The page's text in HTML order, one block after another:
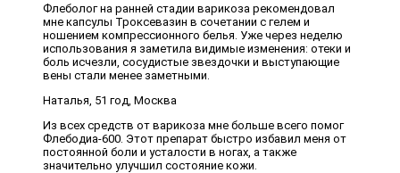
Флеболог на ранней стадии варикоза рекомендовал
мне капсулы Троксевазин в сочетании с гелем и
ношением компрессионного белья. Уже через неделю
использования я заметила видимые изменения: отеки и
боль исчезли, сосудистые звездочки и выступающие
вены стали менее заметными.
Наталья, 51 год, Москва
Из всех средств от варикоза мне больше всего помог
Флебодиа-600. Этот препарат быстро избавил меня от
постоянной боли и усталости в ногах, а также
значительно улучшил состояние кожи.